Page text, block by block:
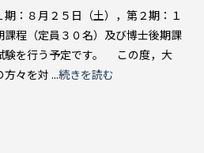
：８月２５日（土），第２期：１
程（定員３０名）及び博士後期課
験を行う予定です。 この度，大
々を対 ...続きを読む